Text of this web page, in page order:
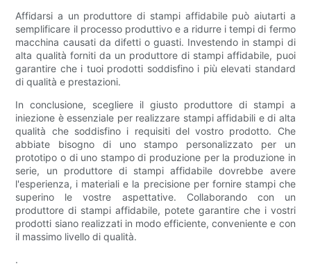
Affidarsi a un produttore di stampi affidabile può aiutarti a
semplificare il processo produttivo e a ridurre i tempi di fermo
macchina causati da difetti o guasti. Investendo in stampi di
alta qualità forniti da un produttore di stampi affidabile, puoi
garantire che i tuoi prodotti soddisfino i più elevati standard
di qualità e prestazioni.
In conclusione, scegliere il giusto produttore di stampi a
iniezione è essenziale per realizzare stampi affidabili e di alta
qualità che soddisfino i requisiti del vostro prodotto. Che
abbiate bisogno di uno stampo personalizzato per un
prototipo o di uno stampo di produzione per la produzione in
serie, un produttore di stampi affidabile dovrebbe avere
l'esperienza, i materiali e la precisione per fornire stampi che
superino le vostre aspettative. Collaborando con un
produttore di stampi affidabile, potete garantire che i vostri
prodotti siano realizzati in modo efficiente, conveniente e con
il massimo livello di qualità.
.